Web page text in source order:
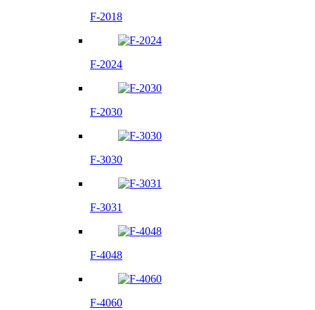
F-2018
F-2024
F-2030
F-3030
F-3031
F-4048
F-4060